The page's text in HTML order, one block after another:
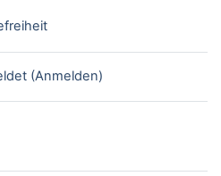
(Anmelden)